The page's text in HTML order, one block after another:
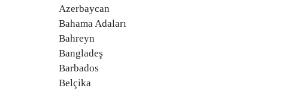
Azerbaycan
Bahama Adaları
Bahreyn
Bangladeş
Barbados
Belçika